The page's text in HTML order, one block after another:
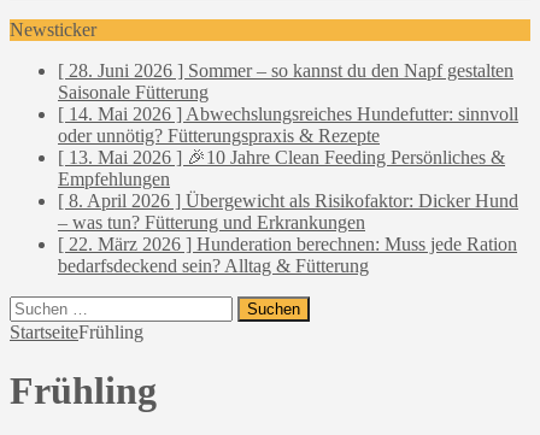
Newsticker
[ 28. Juni 2026 ] Sommer – so kannst du den Napf gestalten
Saisonale Fütterung
[ 14. Mai 2026 ] Abwechslungsreiches Hundefutter: sinnvoll
oder unnötig? Fütterungspraxis & Rezepte
[ 13. Mai 2026 ] 🎉10 Jahre Clean Feeding Persönliches &
Empfehlungen
[ 8. April 2026 ] Übergewicht als Risikofaktor: Dicker Hund
– was tun? Fütterung und Erkrankungen
[ 22. März 2026 ] Hunderation berechnen: Muss jede Ration
bedarfsdeckend sein? Alltag & Fütterung
Suchen
nach:
StartseiteFrühling
Frühling